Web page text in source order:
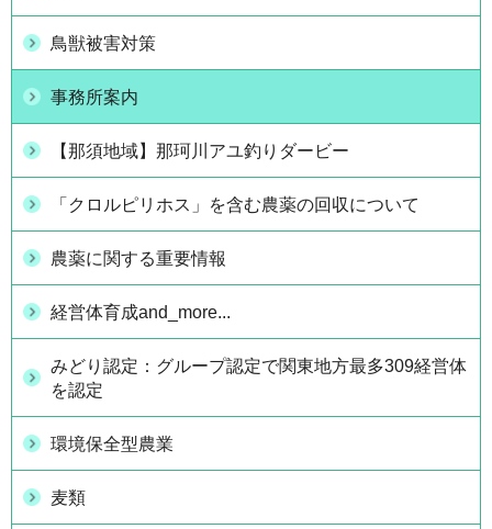
鳥獣被害対策
事務所案内
【那須地域】那珂川アユ釣りダービー
「クロルピリホス」を含む農薬の回収について
農薬に関する重要情報
経営体育成and_more...
みどり認定：グループ認定で関東地方最多309経営体
を認定
環境保全型農業
麦類